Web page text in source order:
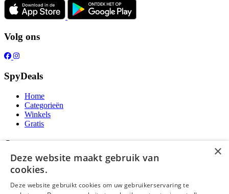
Volg ons
SpyDeals
Home
Categorieën
Winkels
Gratis
Over ons
Over ons
Contact
Publicatieregels
×
Deze website maakt gebruik van
cookies.
Deze website gebruikt cookies om uw gebruikerservaring te